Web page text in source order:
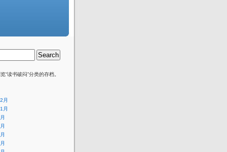
“读书破闷”分类的存档。
月
月